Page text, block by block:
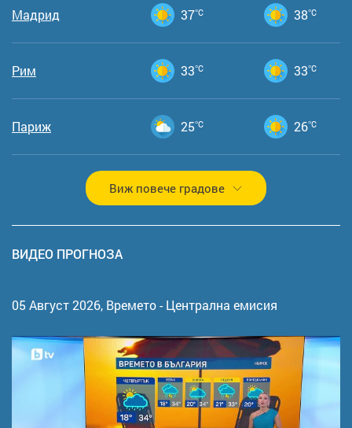
Мадрид 37°C 38°C
Рим 33°C 33°C
Париж 25°C 26°C
Виж повече градове
ВИДЕО ПРОГНОЗА
05 Август 2026, Времето - Централна емисия